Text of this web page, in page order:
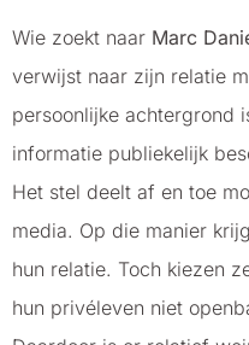
Wie zoekt naar Marc
verwijst naar zijn relatie
persoonlijke achtergrond
informatie publiekelijk
Het stel deelt af en toe
media. Op die manier
hun relatie. Toch kiezen
hun privéleven niet